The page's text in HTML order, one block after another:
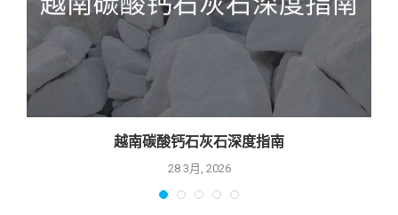
越南碳酸钙石灰石深度指南
28 3月, 2026